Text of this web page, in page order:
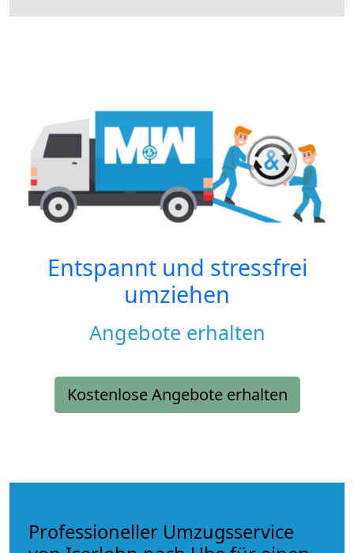
Entspannt und stressfrei
umziehen
Angebote erhalten
Kostenlose Angebote erhalten
Professioneller Umzugsservice